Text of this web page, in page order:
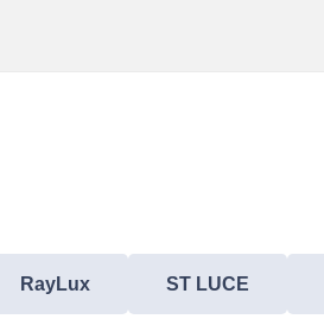
RayLux ST LUCE